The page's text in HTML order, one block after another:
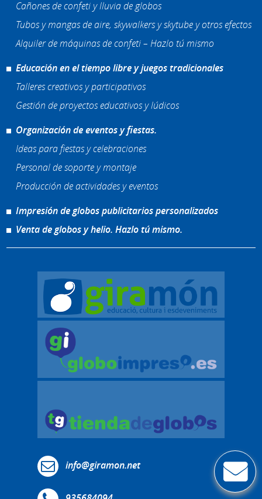
Cañones de confeti y lluvia de globos
Tubos y mangas de aire, skywalkers y skytube y otros efectos
Alquiler de máquinas de confeti – Hazlo tú mismo
Educación en el tiempo libre y juegos tradicionales
Talleres creativos y participativos
Gestión de proyectos educativos y lúdicos
Organización de eventos y fiestas.
Ideas para fiestas y celebraciones
Personal de soporte y montaje
Producción de actividades y eventos
Impresión de globos publicitarios personalizados
Venta de globos y helio. Hazlo tú mismo.
info@giramon.net